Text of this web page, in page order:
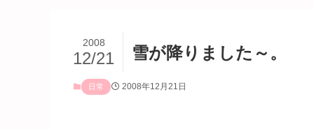
雪が降りました～。
2008
12/21
日常 2008年12月21日